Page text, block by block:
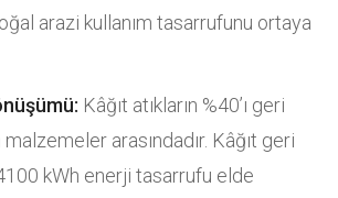
arazi kullanım tasarrufunu ortaya
Kâğıt atıkların %40’ı geri
arasındadır. Kâğıt geri
kWh enerji tasarrufu elde